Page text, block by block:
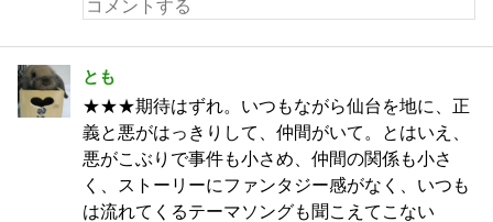
とも
★★★期待はずれ。いつもながら仙台を地に、正
義と悪がはっきりして、仲間がいて。とはいえ、
悪がこぶりで事件も小さめ、仲間の関係も小さ
く、ストーリーにファンタジー感がなく、いつも
は流れてくるテーマソングも聞こえてこない